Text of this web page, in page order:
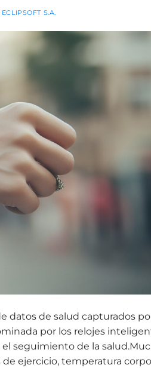
ECLIPSOFT S.A.
datos de salud capturados
por los relojes
seguimiento de la
ejercicio, temperatura